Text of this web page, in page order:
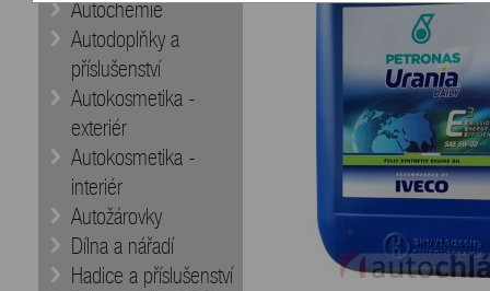
Autochemie
Autodoplňky a
příslušenství
Autokosmetika -
exteriér
Autokosmetika -
interiér
Autožárovky
Dílna a nářadí
Hadice a příslušenství